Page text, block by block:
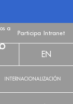
a
Participa Intranet
EN
INTERNACIONALIZACIÓN